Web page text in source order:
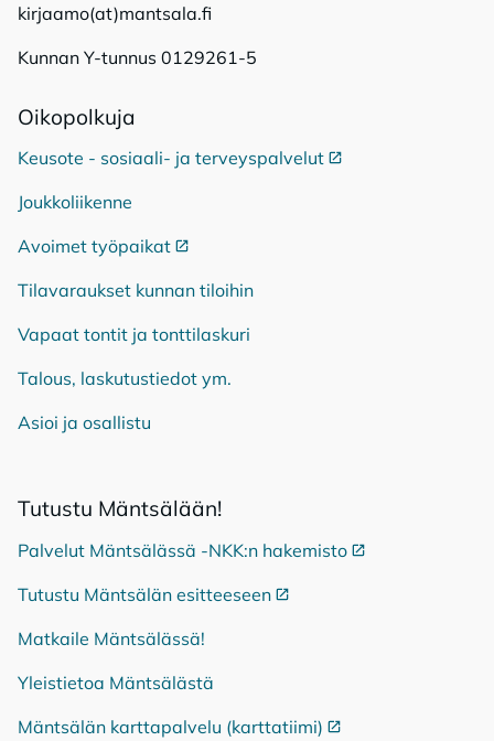
kirjaamo(at)mantsala.fi
Kunnan Y-tunnus 0129261-5
Oi­ko­pol­ku­ja
Keusote - sosiaali- ja terveyspalvelut Ulkoinen linkki
Joukkoliikenne
Avoimet työpaikat Ulkoinen linkki
Tilavaraukset kunnan tiloihin
Vapaat tontit ja tonttilaskuri
Talous, laskutustiedot ym.
Asioi ja osallistu
Tu­tus­tu Mänt­sä­lään!
Palvelut Mäntsälässä -NKK:n hakemisto Ulkoinen linkki
Tutustu Mäntsälän esitteeseen Ulkoinen linkki
Matkaile Mäntsälässä!
Yleistietoa Mäntsälästä
Mäntsälän karttapalvelu (karttatiimi) Ulkoinen linkki